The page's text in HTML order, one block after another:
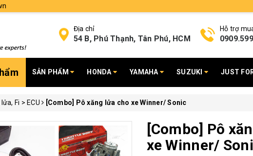
Địa chỉ
54 B, Phú Thạnh, Tân Phú, HCM
Hỗ trợ
SẢN PHẨM HONDA YAMAHA SUZUKI JUST
Fi > ECU [Combo] Pô xăng lửa cho xe Winner/ Sonic
[Combo] Pô
xe Winner/